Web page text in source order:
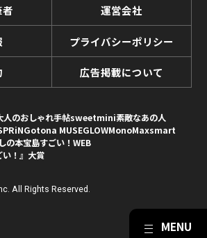
運営会社
プライバシーポリシー
広告掲載について
人のおしゃれ手帖sweetmini素敵なあの人
otona MUSEGLOWMonoMaxsmart
の本宝島すごい！WEB
い！』大賞
All Rights Reserved.